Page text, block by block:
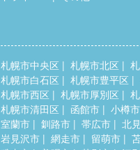
札幌市中央区 札幌市北区
札幌市白石区
札幌市豊平区
札幌市西区
札幌市厚別区
札幌市清田区
函館市 小樽市
室蘭市
釧路市 帯広市 北
岩見沢市
網走市 留萌市